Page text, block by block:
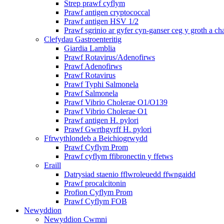
Strep prawf cyflym
Prawf antigen cryptococcal
Prawf antigen HSV 1/2
Prawf sgrinio ar gyfer cyn-ganser ceg y groth a
Clefydau Gastroenteritig
Giardia Lamblia
Prawf Rotavirus/Adenofirws
Prawf Adenofirws
Prawf Rotavirus
Prawf Typhi Salmonela
Prawf Salmonela
Prawf Vibrio Cholerae O1/O139
Prawf Vibrio Cholerae O1
Prawf antigen H. pylori
Prawf Gwrthgyrff H. pylori
Ffrwythlondeb a Beichiogrwydd
Prawf Cyflym Prom
Prawf cyflym ffibronectin y ffetws
Eraill
Datrysiad staenio fflwroleuedd ffwngaidd
Prawf procalcitonin
Profion Cyflym Prom
Prawf Cyflym FOB
Newyddion
Newyddion Cwmni